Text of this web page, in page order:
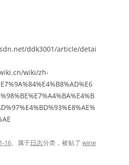
ddk3001/article/detai
wiki/zh-
16。属于日志分类，被贴了 wine